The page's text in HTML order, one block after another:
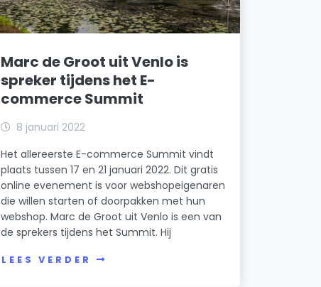
Marc de Groot uit Venlo is
spreker tijdens het E-
commerce Summit
8 januari 2022
Het allereerste E-commerce Summit vindt
plaats tussen 17 en 21 januari 2022. Dit gratis
online evenement is voor webshopeigenaren
die willen starten of doorpakken met hun
webshop. Marc de Groot uit Venlo is een van
de sprekers tijdens het Summit. Hij
LEES VERDER